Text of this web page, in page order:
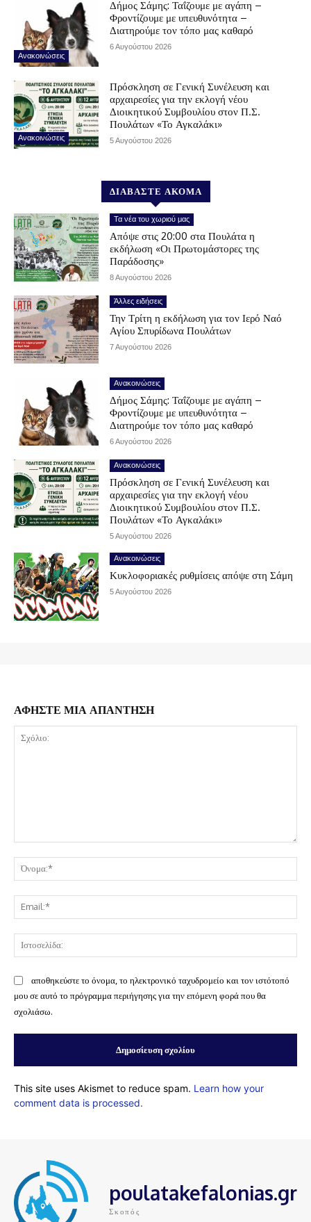
Ανακοινώσεις
Δήμος Σάμης: Ταΐζουμε με αγάπη –
Φροντίζουμε με υπευθυνότητα –
Διατηρούμε τον τόπο μας καθαρό
6 Αυγούστου 2026
Ανακοινώσεις
Πρόσκληση σε Γενική Συνέλευση και
αρχαιρεσίες για την εκλογή νέου
Διοικητικού Συμβουλίου στον Π.Σ.
Πουλάτων «Το Αγκαλάκι»
5 Αυγούστου 2026
ΔΙΑΒΑΣΤΕ ΑΚΟΜΑ
Τα νέα του χωριού μας
Απόψε στις 20:00 στα Πουλάτα η
εκδήλωση «Οι Πρωτομάστορες της
Παράδοσης»
8 Αυγούστου 2026
Άλλες ειδήσεις
Την Τρίτη η εκδήλωση για τον Ιερό Ναό
Αγίου Σπυρίδωνα Πουλάτων
7 Αυγούστου 2026
Ανακοινώσεις
Δήμος Σάμης: Ταΐζουμε με αγάπη –
Φροντίζουμε με υπευθυνότητα –
Διατηρούμε τον τόπο μας καθαρό
6 Αυγούστου 2026
Ανακοινώσεις
Πρόσκληση σε Γενική Συνέλευση και
αρχαιρεσίες για την εκλογή νέου
Διοικητικού Συμβουλίου στον Π.Σ.
Πουλάτων «Το Αγκαλάκι»
5 Αυγούστου 2026
Ανακοινώσεις
Κυκλοφοριακές ρυθμίσεις απόψε στη Σάμη
5 Αυγούστου 2026
ΑΦΗΣΤΕ ΜΙΑ ΑΠΑΝΤΗΣΗ
αποθηκεύστε το όνομα, το ηλεκτρονικό ταχυδρομείο και τον ιστότοπό
μου σε αυτό το πρόγραμμα περιήγησης για την επόμενη φορά που θα
σχολιάσω.
This site uses Akismet to reduce spam. Learn how your
comment data is processed.
poulatakefalonias.gr
Σκοπός